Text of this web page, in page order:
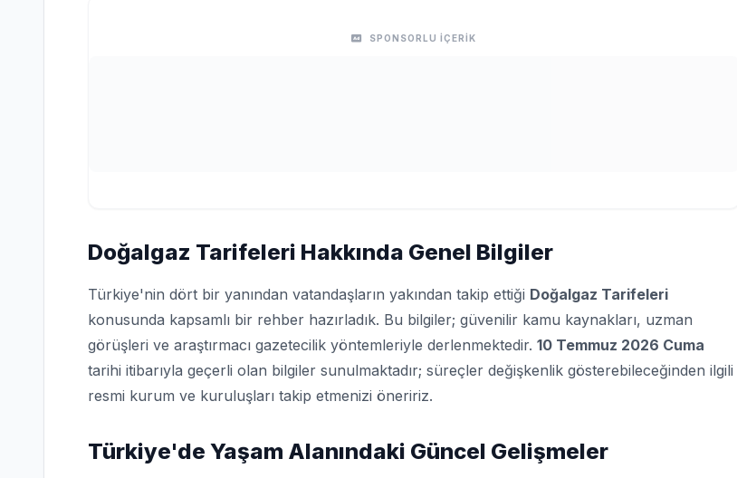
SPONSORLU İÇERİK
Doğalgaz Tarifeleri Hakkında Genel Bilgiler
Türkiye'nin dört bir yanından vatandaşların yakından takip ettiği Doğalgaz Tarifeleri
konusunda kapsamlı bir rehber hazırladık. Bu bilgiler; güvenilir kamu kaynakları, uzman
görüşleri ve araştırmacı gazetecilik yöntemleriyle derlenmektedir. 10 Temmuz 2026 Cuma
tarihi itibarıyla geçerli olan bilgiler sunulmaktadır; süreçler değişkenlik gösterebileceğinden ilgili
resmi kurum ve kuruluşları takip etmenizi öneririz.
Türkiye'de Yaşam Alanındaki Güncel Gelişmeler